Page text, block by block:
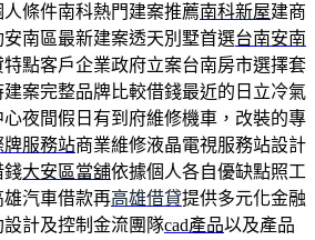
條件南科熱門建案推薦南科新屋建商
南區最新建案透天別墅首選台南安南
點客戶企業政府立案台南房市選擇套
建案完整品牌比較借錢最近的日立冷氣
心夜間假日有到府維修機車，改裝的專
牌服務站商業維修液晶電視服務站設計
錢大安區當舖依據個人各自優缺點照工
汽車借款再高雄借貸提供多元化金融
計及控制金流團隊cad產品以及產品